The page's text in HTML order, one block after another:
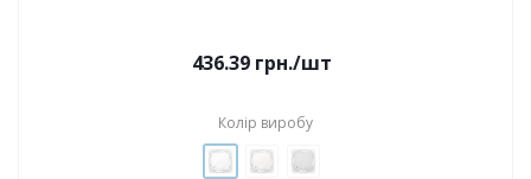
436.39грн./шт
Колір виробу